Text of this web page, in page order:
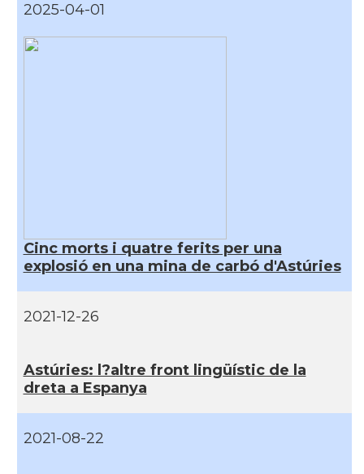
2025-04-01
Cinc morts i quatre ferits per una
explosió en una mina de carbó d'Astúries
2021-12-26
Astúries: l?altre front lingüí­stic de la
dreta a Espanya
2021-08-22